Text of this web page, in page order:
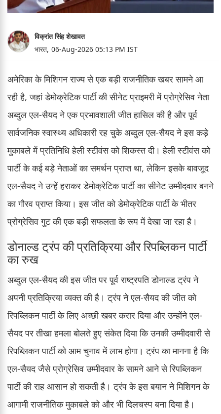
विक्रांत सिंह शेखावत
भारत, 06-Aug-2026 05:13 PM IST
अमेरिका के मिशिगन राज्य से एक बड़ी राजनीतिक खबर सामने आ
रही है, जहां डेमोक्रेटिक पार्टी की सीनेट प्राइमरी में प्रोग्रेसिव नेता
अब्दुल एल-सैयद ने एक प्रभावशाली जीत हासिल की है और पूर्व
सार्वजनिक स्वास्थ्य अधिकारी रह चुके अब्दुल एल-सैयद ने इस कड़े
मुकाबले में प्रतिनिधि हेली स्टीवंस को शिकस्त दी। हेली स्टीवंस को
पार्टी के कई बड़े नेताओं का समर्थन प्राप्त था, लेकिन इसके बावजूद
एल-सैयद ने उन्हें हराकर डेमोक्रेटिक पार्टी का सीनेट उम्मीदवार बनने
का गौरव प्राप्त किया। इस जीत को डेमोक्रेटिक पार्टी के भीतर
प्रोग्रेसिव गुट की एक बड़ी सफलता के रूप में देखा जा रहा है।
डोनाल्ड ट्रंप की प्रतिक्रिया और रिपब्लिकन पार्टी
का रुख
अब्दुल एल-सैयद की इस जीत पर पूर्व राष्ट्रपति डोनाल्ड ट्रंप ने
अपनी प्रतिक्रिया व्यक्त की है। ट्रंप ने एल-सैयद की जीत को
रिपब्लिकन पार्टी के लिए अच्छी खबर करार दिया और उन्होंने एल-
सैयद पर तीखा हमला बोलते हुए संकेत दिया कि उनकी उम्मीदवारी से
रिपब्लिकन पार्टी को आम चुनाव में लाभ होगा। ट्रंप का मानना है कि
एल-सैयद जैसे प्रोग्रेसिव उम्मीदवार के सामने आने से रिपब्लिकन
पार्टी की राह आसान हो सकती है। ट्रंप के इस बयान ने मिशिगन के
आगामी राजनीतिक मुकाबले को और भी दिलचस्प बना दिया है।